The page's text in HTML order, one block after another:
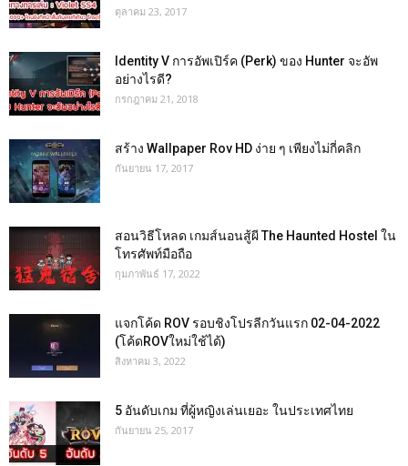
ตุลาคม 23, 2017
Identity V การอัพเปิร์ค (Perk) ของ Hunter จะอัพ
อย่างไรดี?
กรกฎาคม 21, 2018
สร้าง Wallpaper Rov HD ง่าย ๆ เพียงไม่กี่คลิก
กันยายน 17, 2017
สอนวิธีโหลด เกมส์นอนสู้ผี The Haunted Hostel ใน
โทรศัพท์มือถือ
กุมภาพันธ์ 17, 2022
แจกโค้ด ROV รอบชิงโปรลีกวันแรก 02-04-2022
(โค้ดROVใหม่ใช้ได้)
สิงหาคม 3, 2022
5 อันดับเกม ที่ผู้หญิงเล่นเยอะ ในประเทศไทย
กันยายน 25, 2017